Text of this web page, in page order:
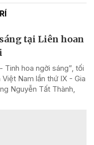
tại Liên hoan
hoa ngời sáng”, tối
Nam lần thứ IX - Gia
Nguyễn Tất Thành,